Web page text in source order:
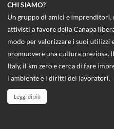
CHI SIAMO?
Un gruppo di amici e
attivisti a favore della Canapa
modo per valorizzare i suoi utilizzi
promuovere una cultura preziosa.
Italy, il km zero e cerca di fare
l'ambiente e i diritti dei lavoratori.
Leggi di più